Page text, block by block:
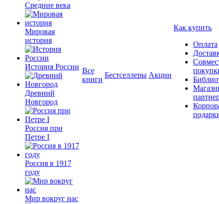
Средние века
Мировая
история
История России
Древний
Новгород
Россия при
Петре I
Россия в 1917
году
Мир вокруг нас
Все
книги
Бестселлеры Акции
Как купить
Оплата